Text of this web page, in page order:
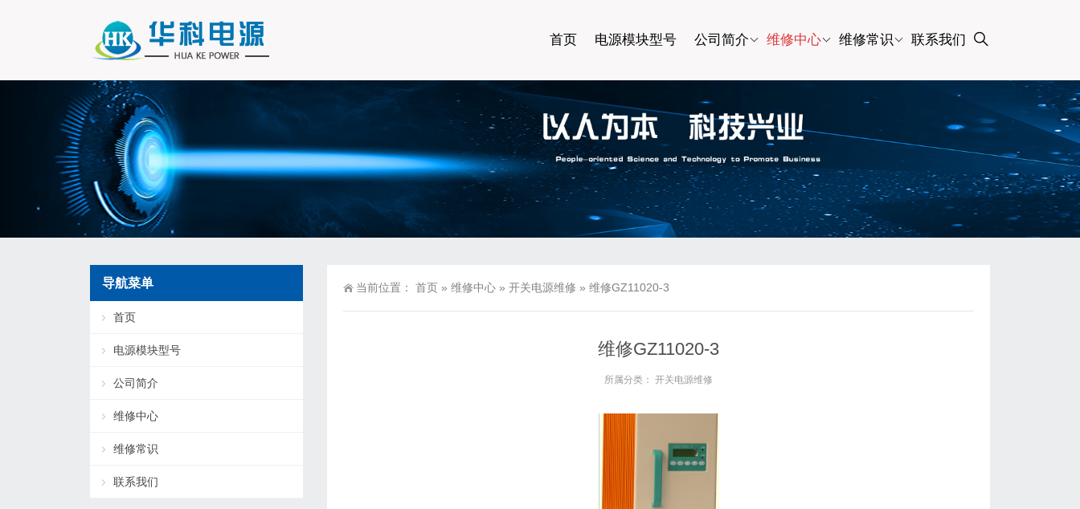
首页 电源模块型号 公司简介 维修中心 维修常识 联系我们
当前位置： 首页 » 维修中心 » 开关电源维修 » 维修GZ11020-3
维修GZ11020-3
所属分类： 开关电源维修
导航菜单
首页
电源模块型号
公司简介
维修中心
维修常识
联系我们